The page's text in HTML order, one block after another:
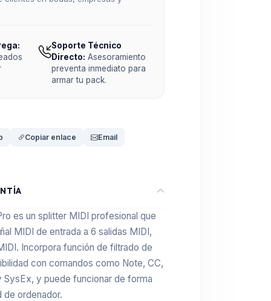
Soporte Técnico
Directo: Asesoramiento
preventa inmediato para
armar tu pack.
Copiar enlace Email
es un splitter MIDI profesional que
MIDI de entrada a 6 salidas MIDI,
Incorpora función de filtrado de
con comandos como Note, CC,
SysEx, y puede funcionar de forma
de ordenador.